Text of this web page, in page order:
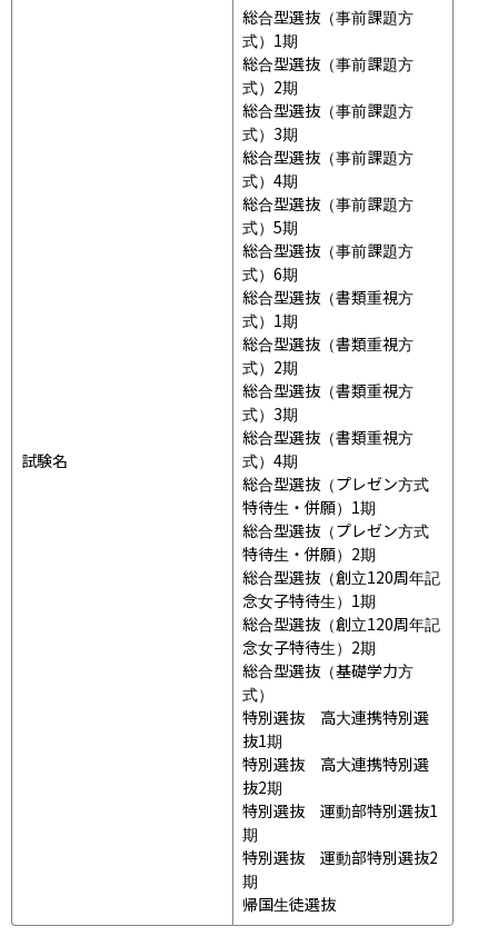
試験名
総合型選抜（事前課題方
式）1期
総合型選抜（事前課題方
式）2期
総合型選抜（事前課題方
式）3期
総合型選抜（事前課題方
式）4期
総合型選抜（事前課題方
式）5期
総合型選抜（事前課題方
式）6期
総合型選抜（書類重視方
式）1期
総合型選抜（書類重視方
式）2期
総合型選抜（書類重視方
式）3期
総合型選抜（書類重視方
式）4期
総合型選抜（プレゼン方式
特待生・併願）1期
総合型選抜（プレゼン方式
特待生・併願）2期
総合型選抜（創立120周年記
念女子特待生）1期
総合型選抜（創立120周年記
念女子特待生）2期
総合型選抜（基礎学力方
式）
特別選抜　高大連携特別選
抜1期
特別選抜　高大連携特別選
抜2期
特別選抜　運動部特別選抜1
期
特別選抜　運動部特別選抜2
期
帰国生徒選抜